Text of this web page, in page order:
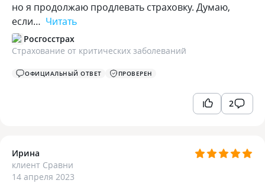
но я продолжаю продлевать страховку. Думаю,
если… Читать
Росгосстрах
Страхование от критических заболеваний
ОФИЦИАЛЬНЫЙ ОТВЕТ ПРОВЕРЕН
2
Ирина
клиент Сравни
14 апреля 2023